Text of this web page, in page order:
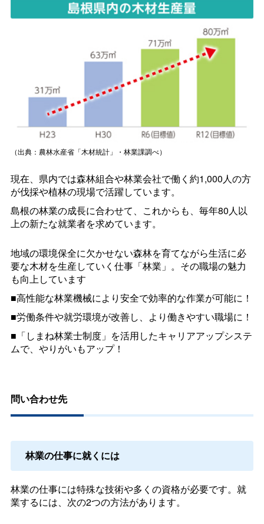
（出典：農林水産省「木材統計」・林業課調べ）
現在、県内では森林組合や林業会社で働く約1,000人の方
が伐採や植林の現場で活躍しています。
島根の林業の成長に合わせて、これからも、毎年80人以
上の新たな就業者を求めています。
地域の環境保全に欠かせない森林を育てながら生活に必
要な木材を生産していく仕事「林業」。その職場の魅力
も向上しています
■高性能な林業機械により安全で効率的な作業が可能に！
■労働条件や就労環境が改善し、より働きやすい職場に！
■「しまね林業士制度」を活用したキャリアアップシステ
ムで、やりがいもアップ！
問い合わせ先
林業の仕事に就くには
林業の仕事には特殊な技術や多くの資格が必要です。就
業するには、次の2つの方法があります。